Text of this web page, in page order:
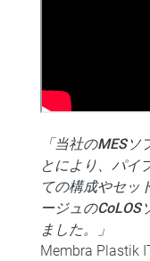
「当社のMES
とにより、パイ
ての構成やセッ
ージュのCoLOS
ました。」
Membra Plastik